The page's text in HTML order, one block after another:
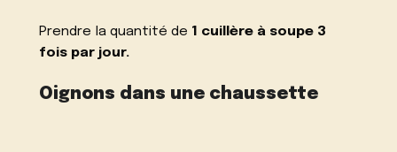
Prendre la quantité de 1 cuillère à soupe 3
fois par jour.
Oignons dans une chaussette